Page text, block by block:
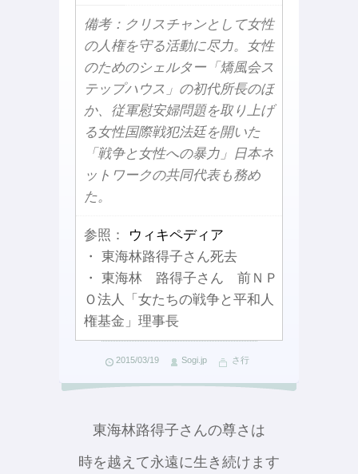
備考：クリスチャンとして女性
の人権を守る活動に尽力。女性
のためのシェルター「矯風会ス
テップハウス」の初代所長のほ
か、従軍慰安婦問題を取り上げ
る女性国際戦犯法廷を開いた
「戦争と女性への暴力」日本ネ
ットワークの共同代表も務め
た。
参照：
ウィキペディア
・ 東海林路得子さん死去
・ 東海林 路得子さん 前ＮＰ
Ｏ法人「女たちの戦争と平和人
権基金」理事長
2015/03/19 Sogi.jp さ行
東海林路得子さんの尊さは
時を越えて永遠に生き続けます